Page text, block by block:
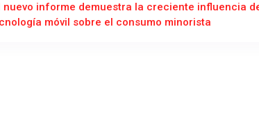
nuevo informe demuestra la creciente influencia
móvil sobre el consumo minorista